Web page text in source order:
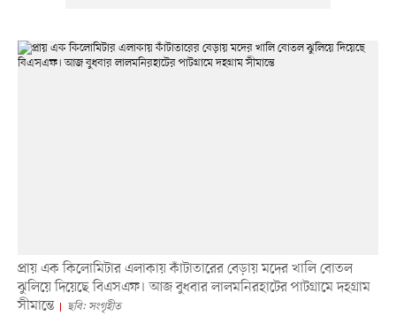
প্রায় এক কিলোমিটার এলাকায় কাঁটাতারের বেড়ায় মদের খালি বোতল
ঝুলিয়ে দিয়েছে বিএসএফ। আজ বুধবার লালমনিরহাটের পাটগ্রামে দহগ্রাম
সীমান্তে
ছবি: সংগৃহীত